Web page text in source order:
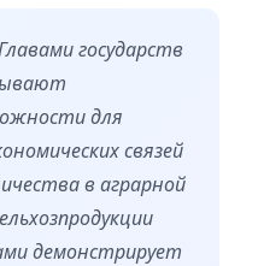
государств
для
связей
в аграрной
демонстрирует